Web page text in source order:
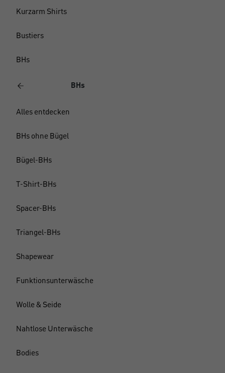
Kurzarm Shirts
Bustiers
BHs
BHs
Alles entdecken
BHs ohne Bügel
Bügel-BHs
T-Shirt-BHs
Spacer-BHs
Triangel-BHs
Shapewear
Funktionsunterwäsche
Wolle & Seide
Nahtlose Unterwäsche
Bodies